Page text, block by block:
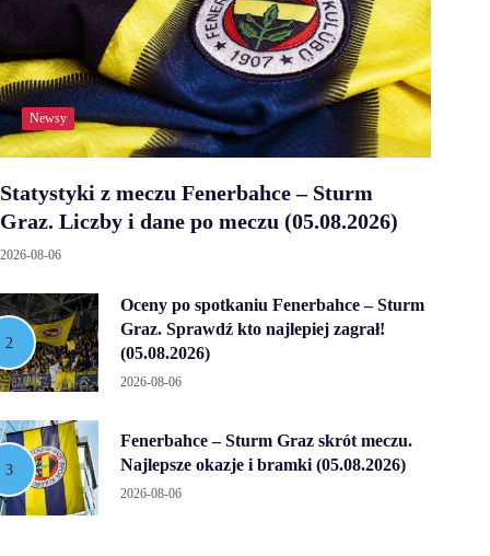
Newsy
Statystyki z meczu Fenerbahce – Sturm
Graz. Liczby i dane po meczu (05.08.2026)
2026-08-06
Oceny po spotkaniu Fenerbahce – Sturm
Graz. Sprawdź kto najlepiej zagrał!
(05.08.2026)
2026-08-06
Fenerbahce – Sturm Graz skrót meczu.
Najlepsze okazje i bramki (05.08.2026)
2026-08-06